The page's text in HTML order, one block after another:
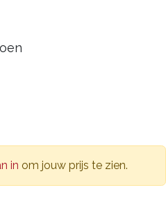
in om jouw prijs te zien.